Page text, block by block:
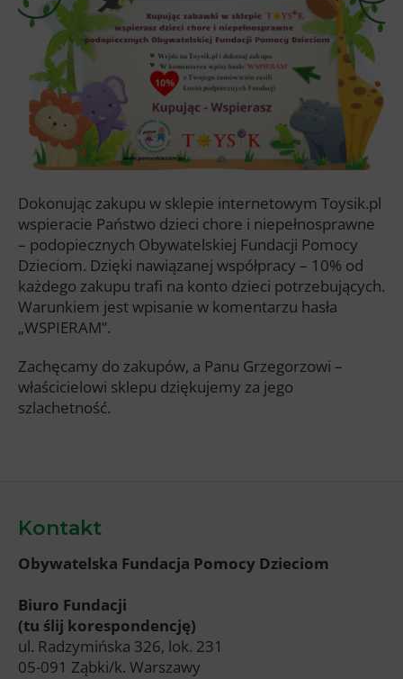
Dokonując zakupu w sklepie internetowym Toysik.pl
wspieracie Państwo dzieci chore i niepełnosprawne
– podopiecznych Obywatelskiej Fundacji Pomocy
Dzieciom. Dzięki nawiązanej współpracy – 10% od
każdego zakupu trafi na konto dzieci potrzebujących.
Warunkiem jest wpisanie w komentarzu hasła
„WSPIERAM”.
Zachęcamy do zakupów, a Panu Grzegorzowi –
właścicielowi sklepu dziękujemy za jego
szlachetność.
Kontakt
Obywatelska Fundacja Pomocy Dzieciom
Biuro Fundacji
(tu ślij korespondencję)
ul. Radzymińska 326, lok. 231
05-091 Ząbki/k. Warszawy